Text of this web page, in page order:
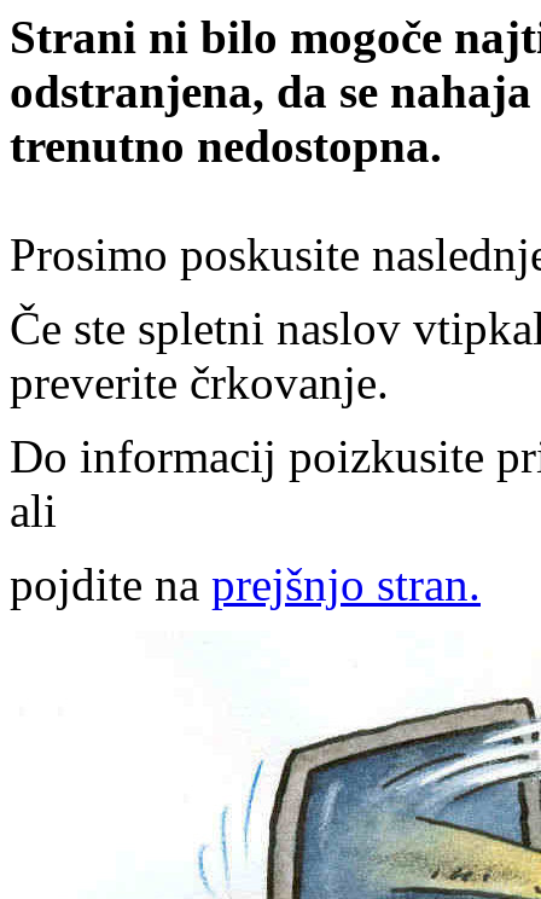
Strani ni bilo mogoče
odstranjena, da se
trenutno nedostopna.
Prosimo poskusite
Če ste spletni naslov
preverite črkovanje.
Do informacij poizkusite
ali
pojdite na prejšnjo stran.